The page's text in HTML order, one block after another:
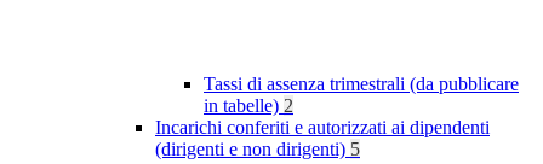
Tassi di assenza trimestrali (da pubblicare
in tabelle) 2
Incarichi conferiti e autorizzati ai dipendenti
(dirigenti e non dirigenti) 5